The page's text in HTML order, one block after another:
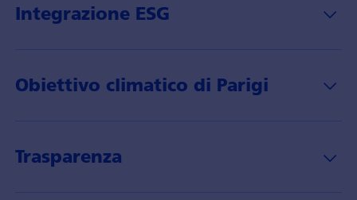
Integrazione ESG
Obiettivo climatico di Parigi
Trasparenza